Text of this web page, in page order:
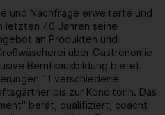
und Nachfrage erweiterte und
letzten 40 Jahren seine
an Produkten und
über Gastronomie
Berufsausbildung bietet
11 verschiedene
bis zur Konditorin. Das
berät, qualifiziert, coacht